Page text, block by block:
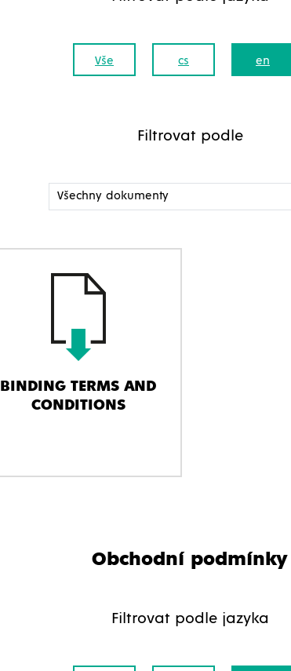
Vše cs en
Filtrovat podle
BINDING TERMS AND
CONDITIONS
Obchodní podmínky
Filtrovat podle jazyka